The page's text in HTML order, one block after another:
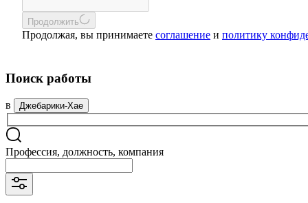
Продолжить
Продолжая, вы принимаете соглашение и политику
Поиск работы
в Джебарики-Хае
Профессия, должность, компания